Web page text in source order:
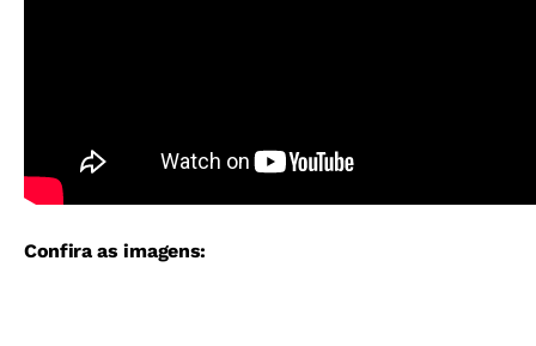
Confira as imagens: